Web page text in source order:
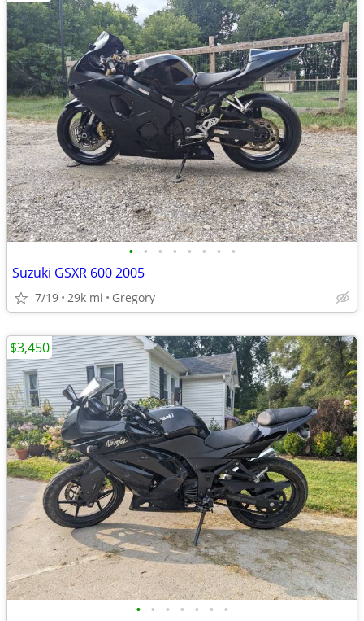
• • • • • • • •
Suzuki GSXR 600 2005
7/19 29k mi Gregory
• • • • • • •
$3,450